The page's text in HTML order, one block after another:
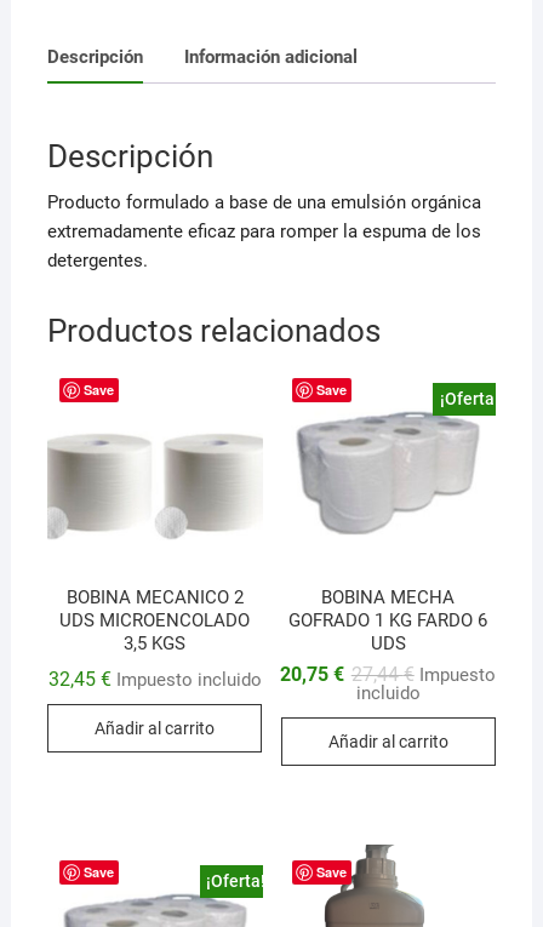
Descripción Información adicional
Descripción
Producto formulado a base de una emulsión orgánica
extremadamente eficaz para romper la espuma de los
detergentes.
Productos relacionados
Save
BOBINA MECANICO 2
UDS MICROENCOLADO
3,5 KGS
32,45 € Impuesto incluido
Añadir al carrito
Save ¡Oferta!
BOBINA MECHA
GOFRADO 1 KG FARDO 6
UDS
27,44€ El
precio
27,44 €.
20,75€
El
precio
20,75 €.
Impuesto
incluido
Añadir al carrito
Save ¡Oferta! Save